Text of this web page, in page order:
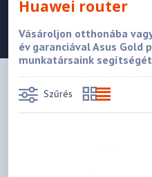
Huawei router
Vásároljon otthonába
év garanciával Asus Gold
munkatársaink
Szűrés